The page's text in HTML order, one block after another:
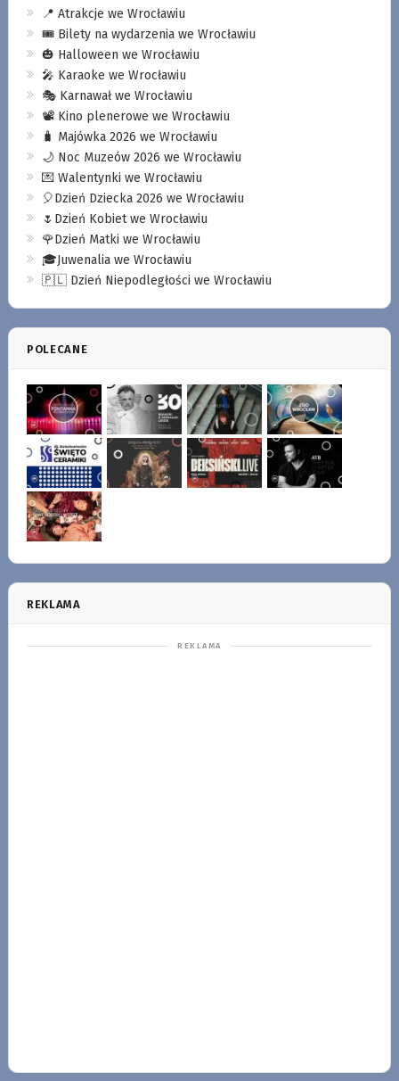
📍 Atrakcje we Wrocławiu
🎟️ Bilety na wydarzenia we Wrocławiu
🎃 Halloween we Wrocławiu
🎤 Karaoke we Wrocławiu
🎭 Karnawał we Wrocławiu
📽️ Kino plenerowe we Wrocławiu
🧳 Majówka 2026 we Wrocławiu
🌙 Noc Muzeów 2026 we Wrocławiu
💌 Walentynki we Wrocławiu
🎈Dzień Dziecka 2026 we Wrocławiu
🌷Dzień Kobiet we Wrocławiu
🌹Dzień Matki we Wrocławiu
🎓Juwenalia we Wrocławiu
🇵🇱 Dzień Niepodległości we Wrocławiu
POLECANE
REKLAMA